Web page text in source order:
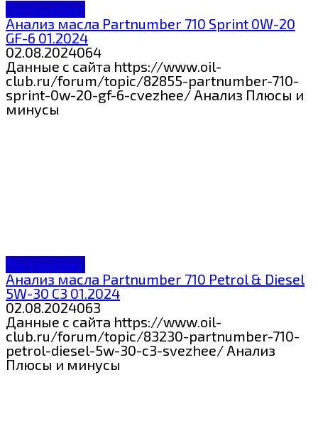
Partnumber
Анализ масла Partnumber 710 Sprint 0W-20
GF-6 01.2024
02.08.2024064
Данные с сайта https://www.oil-
club.ru/forum/topic/82855-partnumber-710-
sprint-0w-20-gf-6-cvezhee/ Анализ Плюсы и
минусы
Partnumber
Анализ масла Partnumber 710 Petrol & Diesel
5W-30 C3 01.2024
02.08.2024063
Данные с сайта https://www.oil-
club.ru/forum/topic/83230-partnumber-710-
petrol-diesel-5w-30-c3-svezhee/ Анализ
Плюсы и минусы